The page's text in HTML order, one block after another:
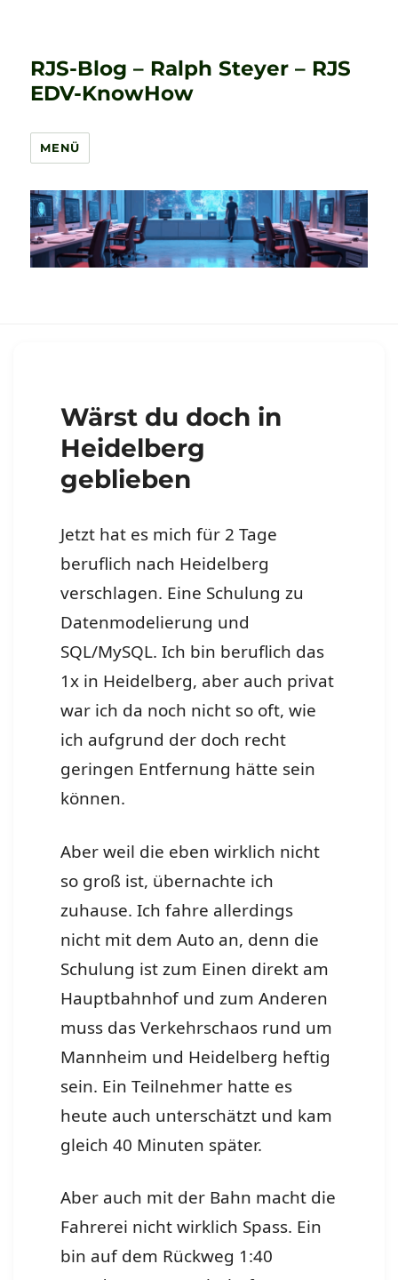
RJS-Blog – Ralph Steyer – RJS
EDV-KnowHow
MENÜ
Wärst du doch in
Heidelberg
geblieben
Jetzt hat es mich für 2 Tage
beruflich nach Heidelberg
verschlagen. Eine Schulung zu
Datenmodelierung und
SQL/MySQL. Ich bin beruflich das
1x in Heidelberg, aber auch privat
war ich da noch nicht so oft, wie
ich aufgrund der doch recht
geringen Entfernung hätte sein
können.
Aber weil die eben wirklich nicht
so groß ist, übernachte ich
zuhause. Ich fahre allerdings
nicht mit dem Auto an, denn die
Schulung ist zum Einen direkt am
Hauptbahnhof und zum Anderen
muss das Verkehrschaos rund um
Mannheim und Heidelberg heftig
sein. Ein Teilnehmer hatte es
heute auch unterschätzt und kam
gleich 40 Minuten später.
Aber auch mit der Bahn macht die
Fahrerei nicht wirklich Spass. Ein
bin auf dem Rückweg 1:40